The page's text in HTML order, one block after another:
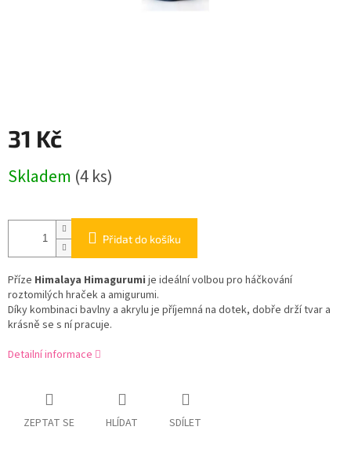
31 Kč
cena:
Skladem (4 ks)
Přidat do košíku
Příze Himalaya Himagurumi je ideální volbou pro háčkování
roztomilých hraček a amigurumi.
Díky kombinaci bavlny a akrylu je příjemná na dotek, dobře drží tvar a
krásně se s ní pracuje.
Detailní informace
ZEPTAT SE HLÍDAT SDÍLET